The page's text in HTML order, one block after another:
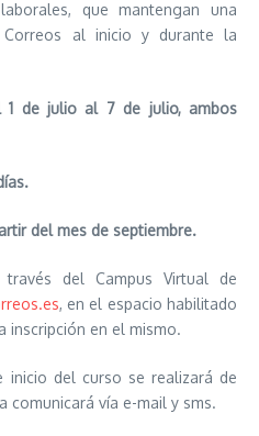
que mantengan una
al inicio y durante la
1 de julio al 7 de julio, ambos
del mes de septiembre.
del Campus Virtual de
, en el espacio habilitado
inscripción en el mismo.
inicio del curso se realizará de
comunicará vía e-mail y sms.